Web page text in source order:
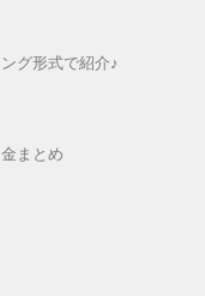
グ形式で紹介♪
まとめ